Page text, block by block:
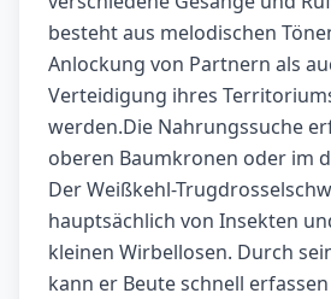
besteht aus melodischen
Anlockung von Partnern als
Verteidigung ihres
werden.Die Nahrungssuche
oberen Baumkronen oder im
Der Weißkehl-
hauptsächlich von Insekten
kleinen Wirbellosen. Durch
kann er Beute schnell